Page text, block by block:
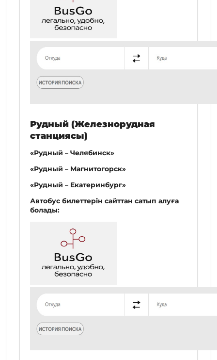
Рудный (Железнорудная
станциясы)
«Рудный – Челябинск»
«Рудный – Магнитогорск»
«Рудный – Екатеринбург»
Автобус билеттерін сайттан сатып алуға
болады: